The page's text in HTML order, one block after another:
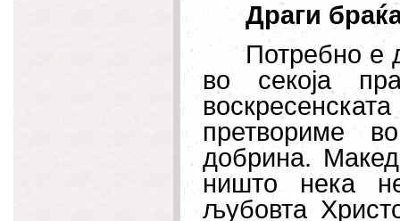
Драги
Потребно е
во секоја
претвориме
добрина.
ништо нека
љубовта